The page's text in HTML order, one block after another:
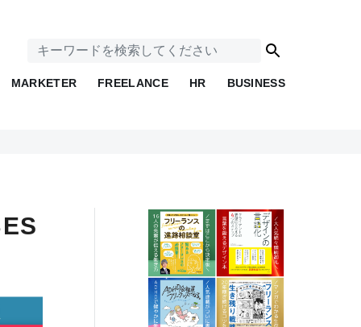
MARKETER FREELANCE HR BUSINESS